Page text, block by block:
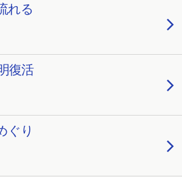
れる
復活
ぐり